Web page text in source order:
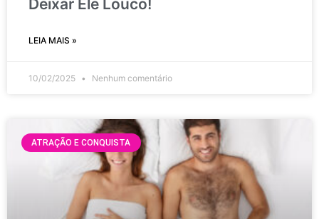
Deixar Ele Louco!
LEIA MAIS »
10/02/2025 Nenhum comentário
ATRAÇÃO E CONQUISTA